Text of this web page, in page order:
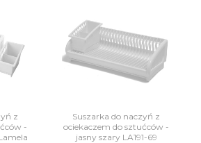
z
-
Suszarka do naczyń z
ociekaczem do sztućców -
jasny szary LA191-69